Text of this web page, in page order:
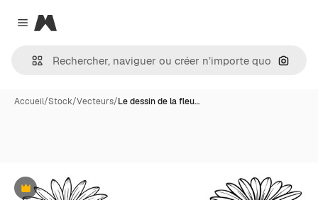
Close menu
Magnific
Accueil/Stock/Vecteurs/Le dessin de la fleu…
Premium